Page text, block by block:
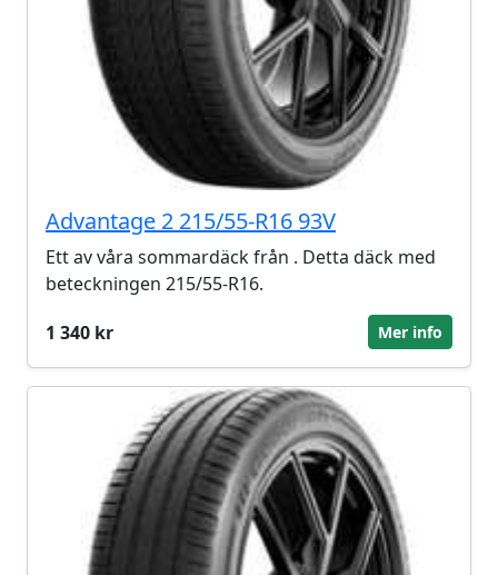
Advantage 2 215/55-R16 93V
Ett av våra sommardäck från . Detta däck med
beteckningen 215/55-R16.
1 340 kr
Mer info